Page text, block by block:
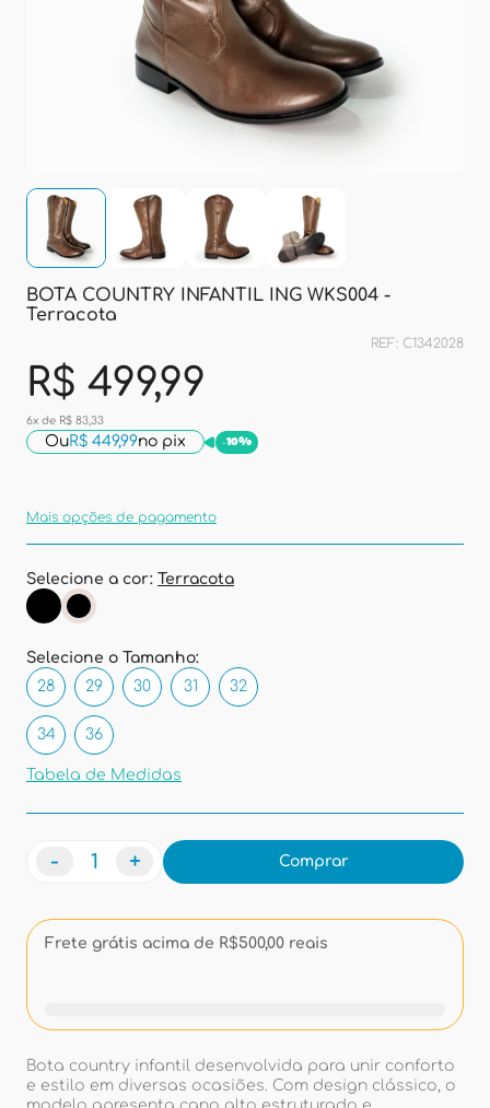
BOTA COUNTRY INFANTIL ING WKS004 -
Terracota
REF: C1342028
R$ 499,99
6x de R$ 83,33
OuR$ 449,99no pix -10%
Mais opções de pagamento
Selecione a cor: Terracota
Selecione o Tamanho:
28
29 30 31 32
34 36
Tabela de Medidas
- + Comprar
Frete grátis acima de R$500,00 reais
Bota country infantil desenvolvida para unir conforto
e estilo em diversas ocasiões. Com design clássico, o